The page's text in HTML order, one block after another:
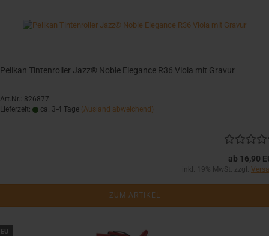
Pelikan Tintenroller Jazz® Noble Elegance R36 Viola mit Gravur
Art.Nr.: 826877
Lieferzeit:
ca. 3-4 Tage (Ausland abweichend)
ab 16,90
inkl. 19% MwSt. zzgl.
ZUM ARTIKEL